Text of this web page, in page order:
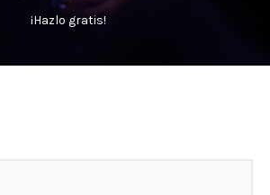
¡Hazlo gratis!